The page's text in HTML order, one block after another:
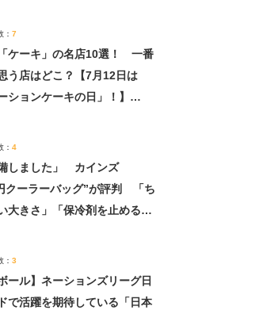
： 7
ケーキ」の名店10選！ 一番
う店はどこ？【7月12日は
ションケーキの日」！】
： 4
備しました」 カインズ
クーラーバッグ”が評判 「ち
大きさ」「保冷剤を止めるベ
： 3
ール】ネーションズリーグ日
で活躍を期待している「日本